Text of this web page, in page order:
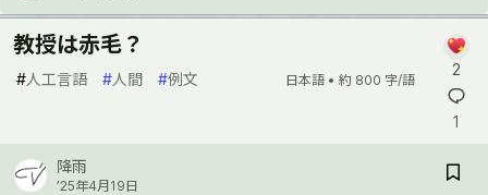
教授は赤毛？
#人工言語 #人間 #例文 日本語 • 約 800 字/語
2
1
降雨
’25年4月19日